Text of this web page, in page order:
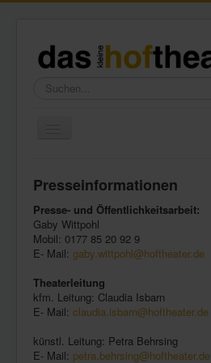
Suchen...
Freundeskreis
Galerie
Presse
Kontakt
Presseinformationen
Presse- und Öffentlichkeitsarbeit:
Gaby Wittpohl
Mobil: 0177 85 20 92 9
E- Mail: gaby.wittpohl@hoftheater.de
Theaterleitung
kfm. Leitung: Claudia Isbarn
E- Mail: claudia.isbarn@hoftheater.de
künstl. Leitung: Petra Behrsing
E- Mail: petra.behrsing@hoftheater.de